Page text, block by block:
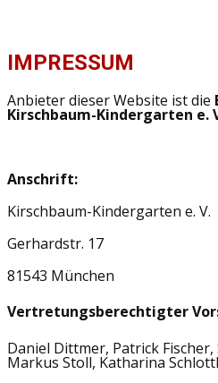
IMPRESSUM
Anbieter dieser Website ist die
Kirschbaum-Kindergarten e.
Anschrift:
Kirschbaum-Kindergarten e. V.
Gerhardstr. 17
81543 München
Vertretungsberechtigter
Daniel Dittmer, Patrick
Markus Stoll, Katharina